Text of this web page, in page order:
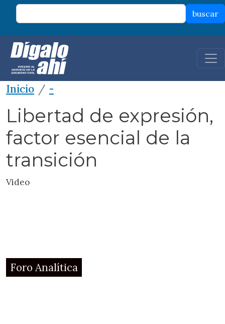
Pasar al contenido principal
buscar
Inicio -
Libertad de expresión,
factor esencial de la
transición
Video
Foro Analítica